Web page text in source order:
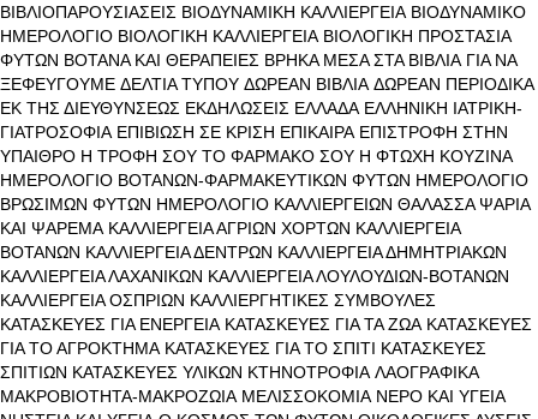
ΒΙΒΛΙΟΠΑΡΟΥΣΙΑΣΕΙΣ ΒΙΟΔΥΝΑΜΙΚΗ ΚΑΛΛΙΕΡΓΕΙΑ ΒΙΟΔΥΝΑΜΙΚΟ
ΗΜΕΡΟΛΟΓΙΟ ΒΙΟΛΟΓΙΚΗ ΚΑΛΛΙΕΡΓΕΙΑ ΒΙΟΛΟΓΙΚΗ ΠΡΟΣΤΑΣΙΑ
ΦΥΤΩΝ ΒΟΤΑΝΑ ΚΑΙ ΘΕΡΑΠΕΙΕΣ ΒΡΗΚΑ ΜΕΣΑ ΣΤΑ ΒΙΒΛΙΑ ΓΙΑ ΝΑ
ΞΕΦΕΥΓΟΥΜΕ ΔΕΛΤΙΑ ΤΥΠΟΥ ΔΩΡΕΑΝ ΒΙΒΛΙΑ ΔΩΡΕΑΝ ΠΕΡΙΟΔΙΚΑ
ΕΚ ΤΗΣ ΔΙΕΥΘΥΝΣΕΩΣ ΕΚΔΗΛΩΣΕΙΣ ΕΛΛΑΔΑ ΕΛΛΗΝΙΚΗ ΙΑΤΡΙΚΗ-
ΓΙΑΤΡΟΣΟΦΙΑ ΕΠΙΒΙΩΣΗ ΣΕ ΚΡΙΣΗ ΕΠΙΚΑΙΡΑ ΕΠΙΣΤΡΟΦΗ ΣΤΗΝ
ΥΠΑΙΘΡΟ Η ΤΡΟΦΗ ΣΟΥ ΤΟ ΦΑΡΜΑΚΟ ΣΟΥ Η ΦΤΩΧΗ ΚΟΥΖΙΝΑ
ΗΜΕΡΟΛΟΓΙΟ ΒΟΤΑΝΩΝ-ΦΑΡΜΑΚΕΥΤΙΚΩΝ ΦΥΤΩΝ ΗΜΕΡΟΛΟΓΙΟ
ΒΡΩΣΙΜΩΝ ΦΥΤΩΝ ΗΜΕΡΟΛΟΓΙΟ ΚΑΛΛΙΕΡΓΕΙΩΝ ΘΑΛΑΣΣΑ ΨΑΡΙΑ
ΚΑΙ ΨΑΡΕΜΑ ΚΑΛΛΙΕΡΓΕΙΑ ΑΓΡΙΩΝ ΧΟΡΤΩΝ ΚΑΛΛΙΕΡΓΕΙΑ
ΒΟΤΑΝΩΝ ΚΑΛΛΙΕΡΓΕΙΑ ΔΕΝΤΡΩΝ ΚΑΛΛΙΕΡΓΕΙΑ ΔΗΜΗΤΡΙΑΚΩΝ
ΚΑΛΛΙΕΡΓΕΙΑ ΛΑΧΑΝΙΚΩΝ ΚΑΛΛΙΕΡΓΕΙΑ ΛΟΥΛΟΥΔΙΩΝ-ΒΟΤΑΝΩΝ
ΚΑΛΛΙΕΡΓΕΙΑ ΟΣΠΡΙΩΝ ΚΑΛΛΙΕΡΓΗΤΙΚΕΣ ΣΥΜΒΟΥΛΕΣ
ΚΑΤΑΣΚΕΥΕΣ ΓΙΑ ΕΝΕΡΓΕΙΑ ΚΑΤΑΣΚΕΥΕΣ ΓΙΑ ΤΑ ΖΩΑ ΚΑΤΑΣΚΕΥΕΣ
ΓΙΑ ΤΟ ΑΓΡΟΚΤΗΜΑ ΚΑΤΑΣΚΕΥΕΣ ΓΙΑ ΤΟ ΣΠΙΤΙ ΚΑΤΑΣΚΕΥΕΣ
ΣΠΙΤΙΩΝ ΚΑΤΑΣΚΕΥΕΣ ΥΛΙΚΩΝ ΚΤΗΝΟΤΡΟΦΙΑ ΛΑΟΓΡΑΦΙΚΑ
ΜΑΚΡΟΒΙΟΤΗΤΑ-ΜΑΚΡΟΖΩΙΑ ΜΕΛΙΣΣΟΚΟΜΙΑ ΝΕΡΟ ΚΑΙ ΥΓΕΙΑ